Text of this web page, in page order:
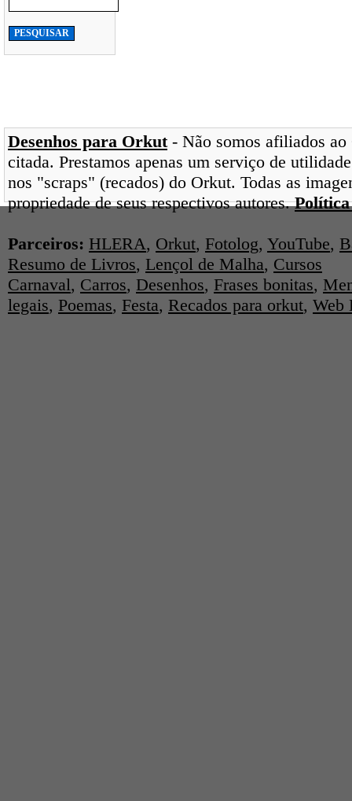
Desenhos para Orkut- Não somos afiliados
citada. Prestamos apenas um serviço de
nos "scraps" (recados) do Orkut. Todas as
propriedade de seus respectivos autores.
Parceiros: HLERA, Orkut, Fotolog, YouTube,
Resumo de Livros, Lençol de Malha, Cursos
Carnaval, Carros, Desenhos, Frases bonitas,
legais, Poemas, Festa, Recados para orkut, Web